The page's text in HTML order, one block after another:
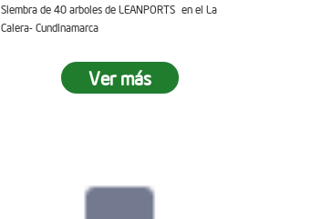
Siembra de 40 arboles de LEANPORTS en el La
Calera- Cundinamarca
Ver más